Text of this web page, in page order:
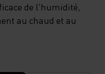
de l'humidité,
au chaud et au